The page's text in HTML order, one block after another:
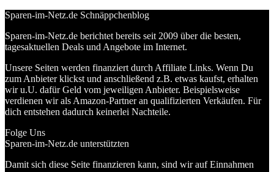
Sparen-im-Netz.de Schnäppchenblog
Sparen-im-Netz.de berichtet bereits seit 2009 über die besten,
tagesaktuellen Deals und Angebote im Internet.
Unsere Seiten werden finanziert durch Affiliate Links. Wenn Du
zum Anbieter klickst und anschließend z.B. etwas kaufst, erhalten
wir u.U. dafür Geld vom jeweiligen Anbieter. Beispielsweise
verdienen wir als Amazon-Partner an qualifizierten Verkäufen. Für
dich entstehen dadurch keinerlei Nachteile.
Folge Uns
Sparen-im-Netz.de unterstützten
Damit sich diese Seite finanzieren kann, sind wir auf Einnahmen